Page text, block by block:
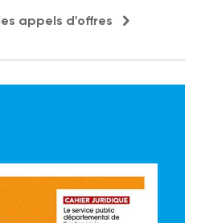
appels d'offres